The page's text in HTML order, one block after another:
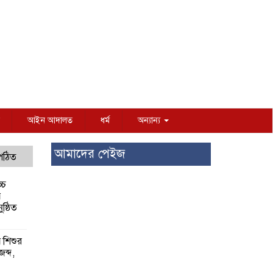
আইন আদালত ধর্ম অন্যান্য
শিশুর
আমাদের পেইজ